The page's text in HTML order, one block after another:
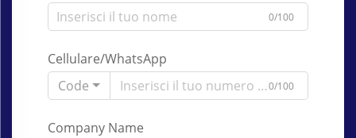
0/100
Cellulare/WhatsApp
Code
0/100
Company Name